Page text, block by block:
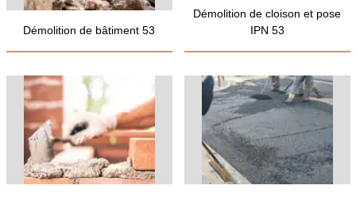
Démolition de bâtiment 53
Démolition de cloison et pose
IPN 53